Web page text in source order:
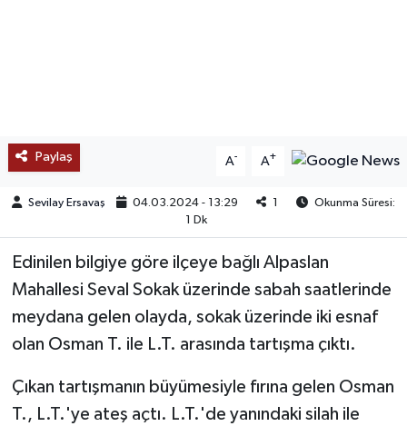
Paylaş A- A+
Sevilay Ersavaş 04.03.2024 - 13:29 1
Okunma Süresi:
1 Dk
Edinilen bilgiye göre ilçeye bağlı Alpaslan
Mahallesi Seval Sokak üzerinde sabah saatlerinde
meydana gelen olayda, sokak üzerinde iki esnaf
olan Osman T. ile L.T. arasında tartışma çıktı.
Çıkan tartışmanın büyümesiyle fırına gelen Osman
T., L.T.'ye ateş açtı. L.T.'de yanındaki silah ile
TREND
OTOMOTİV
TEKNOLOJİ
KÜLTÜR SANAT